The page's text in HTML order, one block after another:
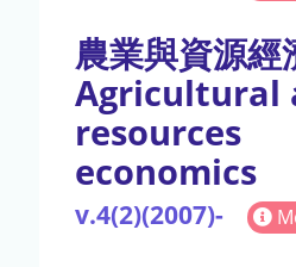
農業與資源經
Agricultural
resources
economics
v.4(2)(2007)-